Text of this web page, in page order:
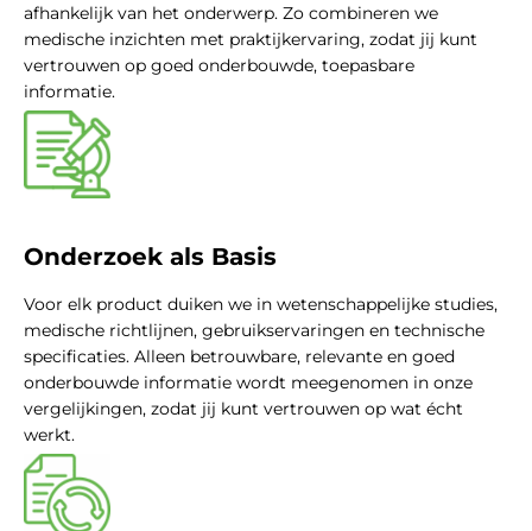
afhankelijk van het onderwerp. Zo combineren we
medische inzichten met praktijkervaring, zodat jij kunt
vertrouwen op goed onderbouwde, toepasbare
informatie.
Onderzoek als Basis
Voor elk product duiken we in wetenschappelijke studies,
medische richtlijnen, gebruikservaringen en technische
specificaties. Alleen betrouwbare, relevante en goed
onderbouwde informatie wordt meegenomen in onze
vergelijkingen, zodat jij kunt vertrouwen op wat écht
werkt.